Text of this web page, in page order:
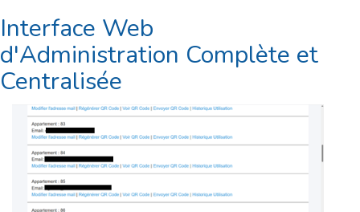
Interface Web
d'Administration Complète et
Centralisée